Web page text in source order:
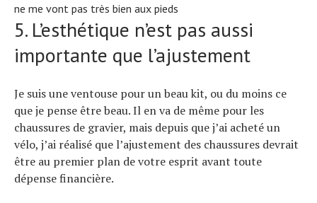
ne me vont pas très bien aux pieds
5. L’esthétique n’est pas aussi
importante que l’ajustement
Je suis une ventouse pour un beau kit, ou du moins ce
que je pense être beau. Il en va de même pour les
chaussures de gravier, mais depuis que j’ai acheté un
vélo, j’ai réalisé que l’ajustement des chaussures devrait
être au premier plan de votre esprit avant toute
dépense financière.